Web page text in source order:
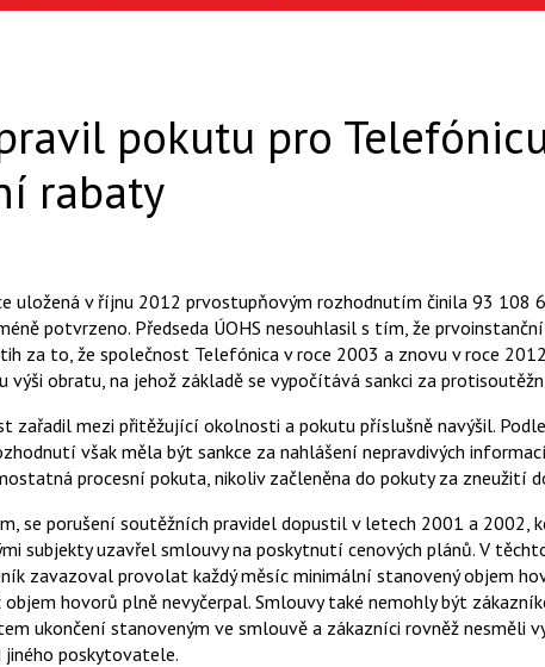
pokutu pro
rabaty
uložená v říjnu 2012 prvostupňovým rozhodnutím činila 93 108
potvrzeno. Předseda ÚOHS nesouhlasil s tím, že
za to, že společnost Telefónica v roce 2003 a znovu v roce
výši obratu, na jehož základě se vypočítává sankci za
zařadil mezi přitěžující okolnosti a pokutu příslušně navýšil. Podle
však měla být sankce za nahlášení nepravdivých
procesní pokuta, nikoliv začleněna do pokuty za zneužití
se porušení soutěžních pravidel dopustil v letech 2001 a 2002,
subjekty uzavřel smlouvy na poskytnutí cenových plánů. V
zavazoval provolat každý měsíc minimální stanovený objem
objem hovorů plně nevyčerpal. Smlouvy také nemohly být
ukončení stanoveným ve smlouvě a zákazníci rovněž nesměli
jiného poskytovatele.